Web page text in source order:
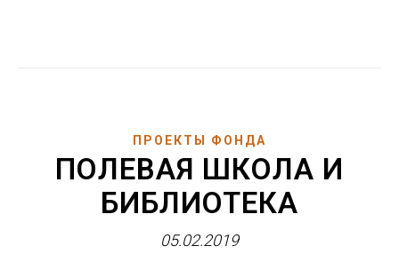
ПРОЕКТЫ ФОНДА
ПОЛЕВАЯ ШКОЛА И
БИБЛИОТЕКА
05.02.2019